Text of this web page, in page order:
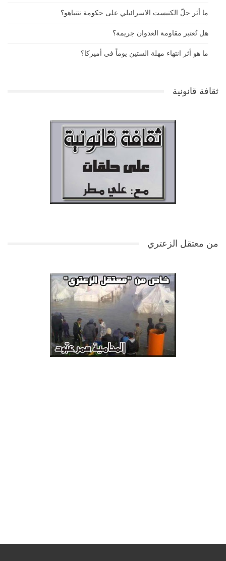
ما أثر حلّ الكنيست الاسرائيلي على حكومة نتنياهو؟
هل تُعتبر مقاومة العدوان جريمة؟
ما هو أثر انتهاء مهلة الستين يوماً في أميركا؟
ثقافة قانونية
من معتقل الزعتري